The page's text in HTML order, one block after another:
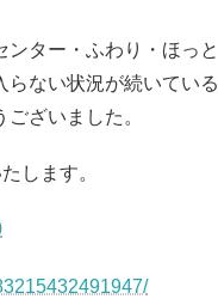
ター・ふわり・ほっと
ない状況が続いている
ざいました。
します。